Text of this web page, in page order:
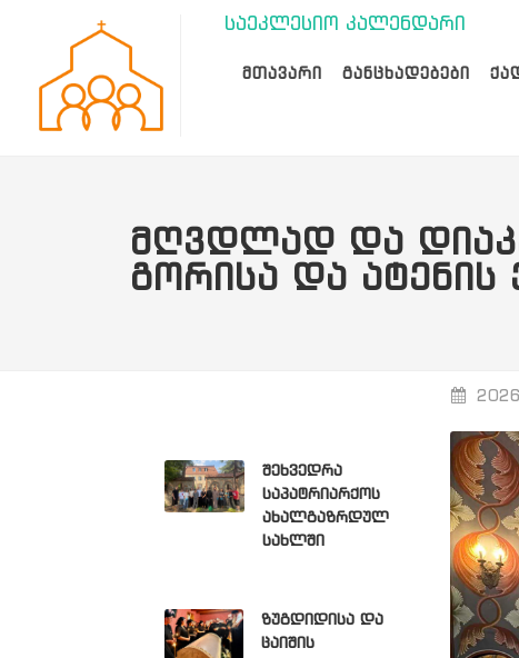
საეკლესიო კალენდარი
ᲛᲗᲐᲕᲐᲠᲘ ᲒᲐᲜᲪᲮᲐᲓᲔᲑᲔᲑᲘ
ᲛᲦᲕᲓᲚᲐᲓ ᲓᲐ
ᲒᲝᲠᲘᲡᲐ ᲓᲐ ᲐᲢᲔᲜᲘᲡ
შეხვედრა
საპატრიარქოს
ახალგაზრდულ
სახლში
ზუგდიდისა და
ცაიშის